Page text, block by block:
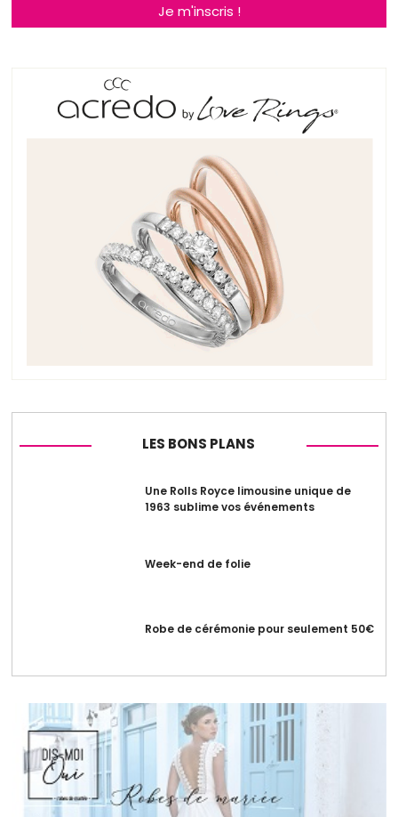
Je m'inscris !
LES BONS PLANS
Une Rolls Royce limousine unique de
1963 sublime vos événements
Week-end de folie
Robe de cérémonie pour seulement 50€